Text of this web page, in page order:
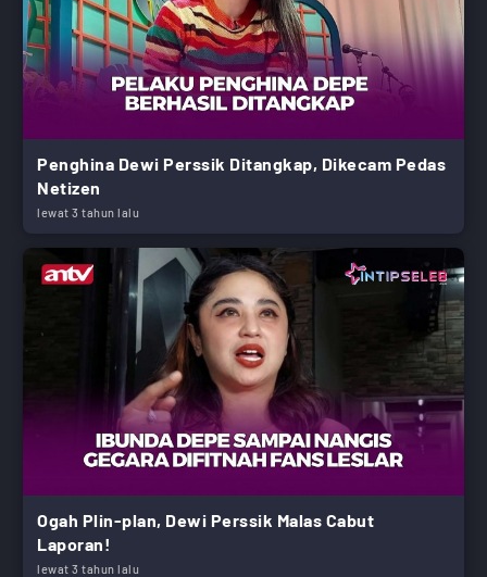
Penghina Dewi Perssik Ditangkap, Dikecam Pedas
Netizen
lewat 3 tahun lalu
Ogah Plin-plan, Dewi Perssik Malas Cabut
Laporan!
lewat 3 tahun lalu